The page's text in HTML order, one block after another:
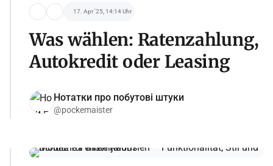
17. Apr '25, 14:14 Uhr
Was wählen: Ratenzahlung,
Autokredit oder Leasing
Нотатки про побутові штуки
@pockemaister